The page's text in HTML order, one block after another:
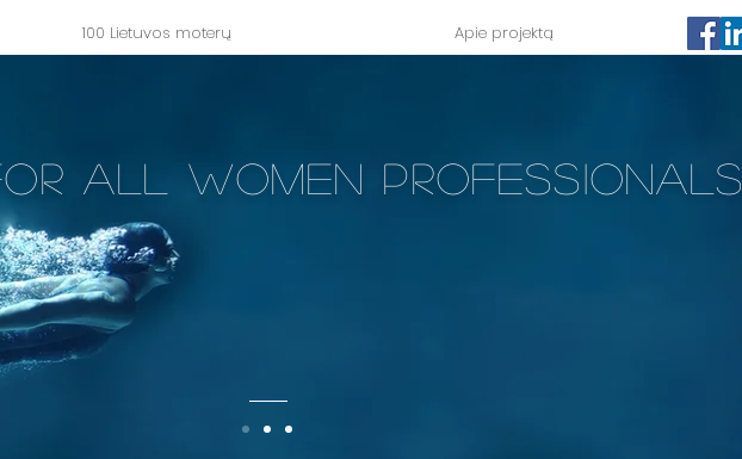
100 Lietuvos moterų Apie projektą
all women professionals